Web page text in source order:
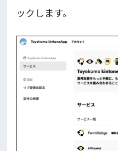
ックします。